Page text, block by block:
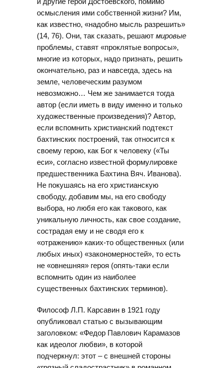
осмысления ими собственной жизни? Им,
как известно, «надобно мысль разрешить»
(14, 76). Они, так сказать, решают мировые
проблемы, ставят «проклятые вопросы»,
многие из которых, надо признать, решить
окончательно, раз и навсегда, здесь на
земле, человеческим разумом
невозможно… Чем же занимается тогда
автор (если иметь в виду именно и только
художественные произведения)? Автор,
если вспомнить христианский подтекст
бахтинских построений, так относится к
своему герою, как Бог к человеку («Ты
еси», согласно известной формулировке
предшественника Бахтина Вяч. Иванова).
Не покушаясь на его христианскую
свободу, добавим мы, на его свободу
выбора, но любя его как такового, как
уникальную личность, как свое создание,
сострадая ему и не сводя его к
«отражению» каких-то общественных (или
любых иных) «закономерностей», то есть
не «овнешняя» героя (опять-таки если
вспомнить один из наиболее
существенных бахтинских терминов).
Философ Л.П. Карсавин в 1921 году
опубликовал статью с вызывающим
заголовком: «Федор Павлович Карамазов
как идеолог любви», в которой
подчеркнул: этот – с внешней стороны